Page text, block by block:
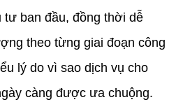
tư ban đầu, đồng thời dễ
theo từng giai đoạn công
lý do vì sao dịch vụ cho
càng được ưa chuộng.